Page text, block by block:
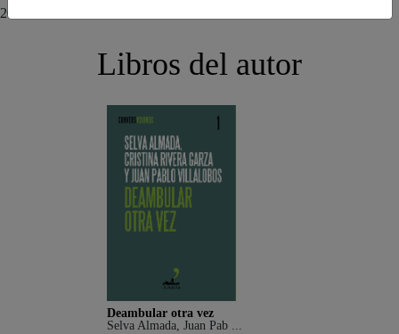
2024.
Libros del autor
Deambular otra vez
Selva Almada, Juan Pab ...